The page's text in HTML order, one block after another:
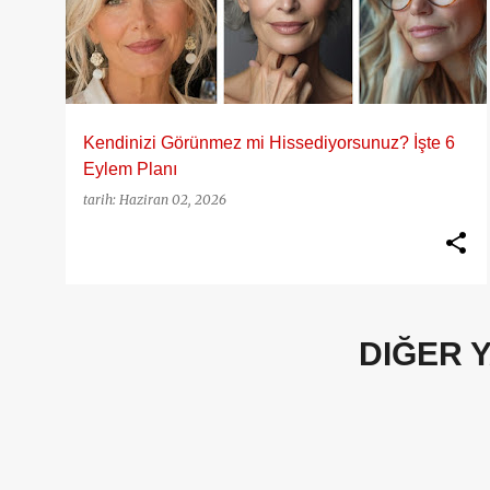
ı
t
l
Kendinizi Görünmez mi Hissediyorsunuz? İşte 6
Eylem Planı
tarih: Haziran 02, 2026
YAŞLANMA SORUNLARI
DIĞER